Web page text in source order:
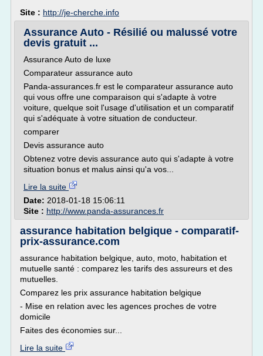
Site : http://je-cherche.info
Assurance Auto - Résilié ou malussé votre
devis gratuit ...
Assurance Auto de luxe
Comparateur assurance auto
Panda-assurances.fr est le comparateur assurance auto
qui vous offre une comparaison qui s'adapte à votre
voiture, quelque soit l'usage d'utilisation et un comparatif
qui s'adéquate à votre situation de conducteur.
comparer
Devis assurance auto
Obtenez votre devis assurance auto qui s'adapte à votre
situation bonus et malus ainsi qu'a vos...
Lire la suite
Date: 2018-01-18 15:06:11
Site : http://www.panda-assurances.fr
assurance habitation belgique - comparatif-
prix-assurance.com
assurance habitation belgique, auto, moto, habitation et
mutuelle santé : comparez les tarifs des assureurs et des
mutuelles.
Comparez les prix assurance habitation belgique
- Mise en relation avec les agences proches de votre
domicile
Faites des économies sur...
Lire la suite